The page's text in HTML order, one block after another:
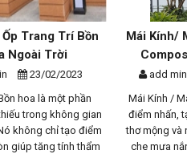
Mái Kính/ Mái Hiên Gỗ Nhựa
Composite Greendeck
add min
20/02/2023
Mái Kính / Mái hiên không chỉ tạo
điểm nhấn, tạo cảnh quan vẻ đẹp
thơ mộng và nó còn tạo bóng mát,
che mưa nắng cần thiết cho một